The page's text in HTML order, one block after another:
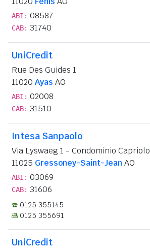
ABI: 08587
CAB: 31740
UniCredit
Rue Des Guides 1
11020 Ayas AO
ABI: 02008
CAB: 31510
Intesa Sanpaolo
Via Lyswaeg 1 - Condominio Capriolo
11025 Gressoney-Saint-JeanAO
ABI: 03069
CAB: 31606
0125 355145
0125 355691
UniCredit